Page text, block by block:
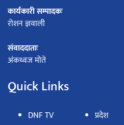
कार्यकारी सम्पादकः
रोशन ज्ञवाली
संवाददाताः
अंकध्वज मोते
Quick Links
DNF TV
प्रदेश